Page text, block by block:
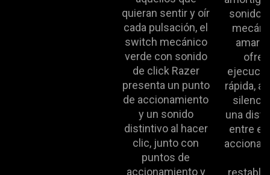
quieran sentir y oír
cada pulsación, el
switch mecánico
verde con sonido
de click Razer
presenta un punto
de accionamiento
y un sonido
distintivo al hacer
clic, junto con
puntos de
accionamiento y
sonido,
rápida, a
una
entre el